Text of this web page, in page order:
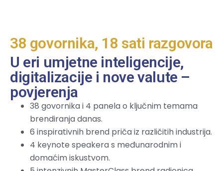
38 govornika, 18 sati razgovora
U eri umjetne inteligencije,
digitalizacije i nove valute –
povjerenja
38 govornika i 4 panela o ključnim temama
brendiranja danas.
6 inspirativnih brend priča iz različitih industrija.
4 keynote speakera s međunarodnim i
domaćim iskustvom.